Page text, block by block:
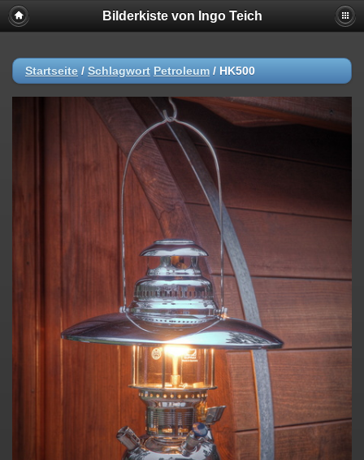
Bilderkiste von Ingo Teich
Startseite / Schlagwort Petroleum / HK500